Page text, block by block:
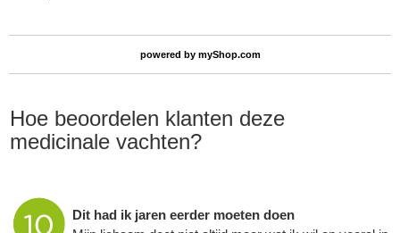
powered by myShop.com
Hoe beoordelen klanten deze
medicinale vachten?
Dit had ik jaren eerder moeten doen